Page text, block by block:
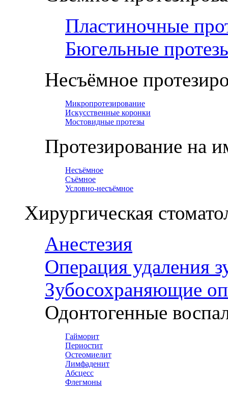
Пластиночные
Бюгельные
Несъёмное
Микропротезирование
Искусственные коронки
Мостовидные протезы
Протезирование на
Несъёмное
Съёмное
Условно-несъёмное
Хирургическая
Анестезия
Операция удаления
Зубосохраняющие
Одонтогенные
Гайморит
Периостит
Остеомиелит
Лимфаденит
Абсцесс
Флегмоны